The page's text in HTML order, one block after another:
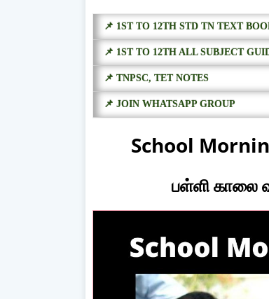
📌 1ST TO 12TH STD TN TEXT
📌 1ST TO 12TH ALL SUBJECT
📌 TNPSC, TET NOTES
📌 JOIN WHATSAPP GROUP
School
பள்ளி காலை